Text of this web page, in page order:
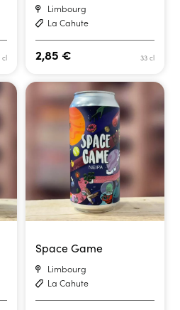
cl
Limbourg
La Cahute
33 cl
2,85 €
Space Game
Limbourg
La Cahute